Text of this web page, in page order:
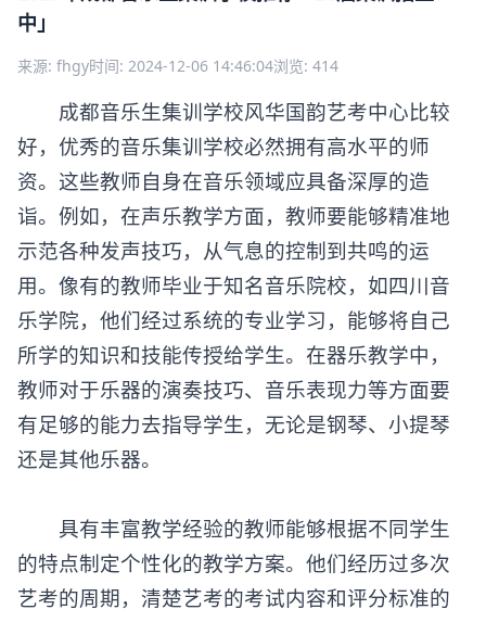
中」
来源: fhgy时间: 2024-12-06 14:46:04浏览: 414
成都音乐生集训学校风华国韵艺考中心比较
好，优秀的音乐集训学校必然拥有高水平的师
资。这些教师自身在音乐领域应具备深厚的造
诣。例如，在声乐教学方面，教师要能够精准地
示范各种发声技巧，从气息的控制到共鸣的运
用。像有的教师毕业于知名音乐院校，如四川音
乐学院，他们经过系统的专业学习，能够将自己
所学的知识和技能传授给学生。在器乐教学中，
教师对于乐器的演奏技巧、音乐表现力等方面要
有足够的能力去指导学生，无论是钢琴、小提琴
还是其他乐器。
具有丰富教学经验的教师能够根据不同学生
的特点制定个性化的教学方案。他们经历过多次
艺考的周期，清楚艺考的考试内容和评分标准的